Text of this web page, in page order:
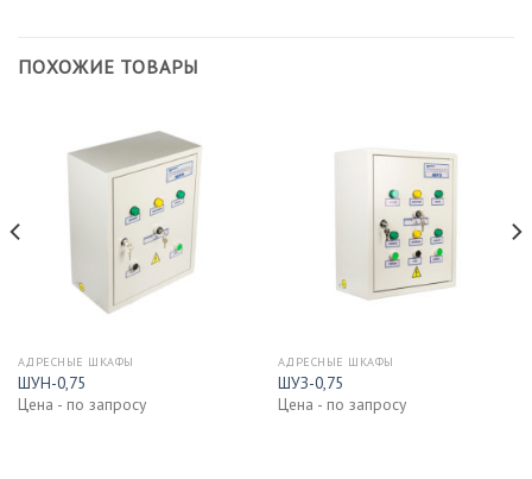
ПОХОЖИЕ ТОВАРЫ
АДРЕСНЫЕ ШКАФЫ
ШУН-0,75
Цена - по запросу
АДРЕСНЫЕ ШКАФЫ
ШУЗ-0,75
Цена - по запросу